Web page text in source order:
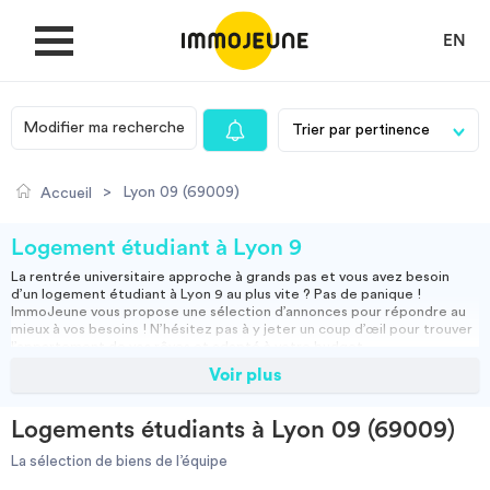
EN
MON COMPTE
Je cherche un logement
Villes
Modifier ma recherche
Accueil > Lyon 09 (69009)
Logement étudiant à Lyon 9
La rentrée universitaire approche à grands pas et vous avez besoin
d’un logement étudiant à Lyon 9 au plus vite ? Pas de panique !
ImmoJeune vous propose une sélection d’annonces pour répondre au
mieux à vos besoins ! N’hésitez pas à y jeter un coup d’œil pour trouver
vous renseigner sur les places restantes dans les résidences
colocation
à très bas prix dans des
bâtiments fonctionnels. Contrairement aux croyances populaires, elles
de trouver des places. Vous pouvez déposer votre dossier dès
Voir plus
Logements étudiants à Lyon 09 (69009)
La sélection de biens de l’équipe